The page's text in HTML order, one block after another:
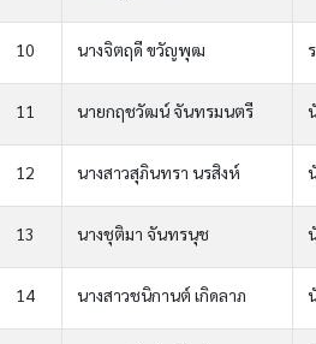
10 นางจิตฤดี ขวัญพุฒ
11 นายกฤชวัฒน์ จันทรมนตรี
12 นางสาวสุภินทรา นรสิงห์
13 นางชุติมา จันทรนุช
14 นางสาวชนิกานต์ เกิดลาภ